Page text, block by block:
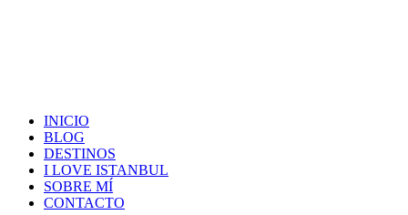
INICIO
BLOG
DESTINOS
I LOVE ISTANBUL
SOBRE MÍ
CONTACTO